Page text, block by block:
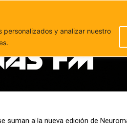
personalizados y analizar nuestro
25 a 44 años